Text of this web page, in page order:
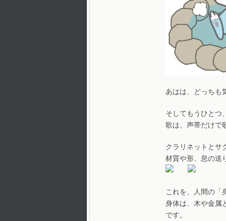
あはは、どっちも
そしてもうひとつ
歌は、声帯だけで
クラリネットとサ
材質や形、息の送
これを、人間の「
身体は、木や金属
です。